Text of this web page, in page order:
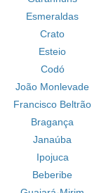
Esmeraldas
Crato
Esteio
Codó
João Monlevade
Francisco Beltrão
Bragança
Janaúba
Ipojuca
Beberibe